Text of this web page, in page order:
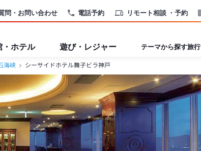
電話予約 リモート相談 ・予約
問・お問い合わせ
・ホテル 遊び・レジャー テーマから探す旅行
海峡 シーサイドホテル舞子ビラ神戸